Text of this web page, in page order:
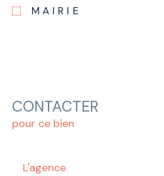
MAIRIE
CONTACTER
pour ce bien
L'agence